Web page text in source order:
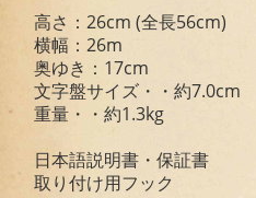
高さ：26cm (全長56cm)
横幅：26m
奥ゆき：17cm
文字盤サイズ・・約7.0cm
重量・・約1.3kg
日本語説明書・保証書
取り付け用フック